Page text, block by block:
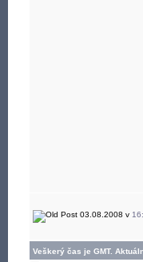
03.08.2008 v
Veškerý čas je GMT.